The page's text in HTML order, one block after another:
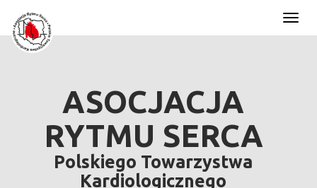
ASOCJACJA
RYTMU SERCA
Polskiego Towarzystwa
Kardiologicznego